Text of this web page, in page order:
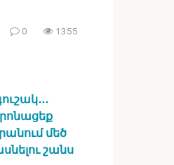
0 1355
մեծ
շանս